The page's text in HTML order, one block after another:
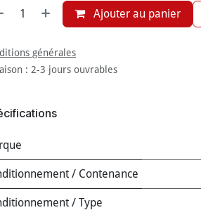
Ajouter au panier
générales
: 2-3 jours ouvrables
/ Contenance
/ Type